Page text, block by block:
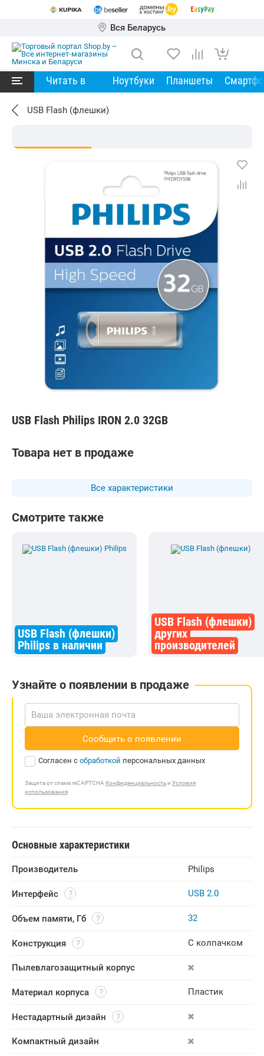
Вся Беларусь
Читать в Ноутбуки Планшеты
USB Flash (флешки)
USB Flash Philips IRON 2.0 32GB
Все характеристики
Товара нет в продаже
Смотрите также
USB Flash (флешки)
Philips в наличии
USB Flash (флешки)
других
производителей
Узнайте о появлении в продаже
Сообщить о появлении
Согласен с обработкой персональных данных
Защита от спама reCAPTCHA Конфиденциальностьи Условия
использования
Основные характеристики
Производитель Philips
Интерфейс USB 2.0
Объем памяти, Гб 32
Конструкция С колпачком
Пылевлагозащитный корпус
Материал корпуса Пластик
Нестадартный дизайн
Компактный дизайн